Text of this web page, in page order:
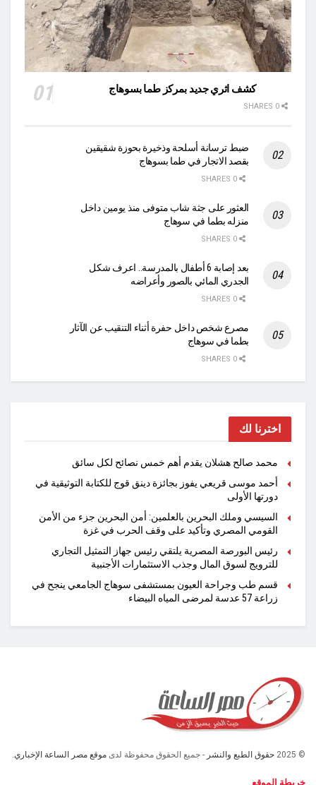
كشف اثري جديد بمركز طما بسوهاج
ضبط ترسانة أسلحة وذخيرة بحوزة شقيقين
بقصد الاتجار في طما بسوهاج
العثور على جثة شاب متوفى منذ يومين داخل
منزله بطما في سوهاج
بعد إصابة 6 أطفال بالمدرسة.. اعرف شكل
الجدري المائي بالصور وأعراضه
مصرع شخص داخل حفرة أثناء التنقيب عن الآثار
بطما في سوهاج
اخترنا لك
محمد صالح هشلان يقدم أهم خمس نصائح لكل سائق
أحمد موسى قريعي يفوز بجائزة دينق قوج للكتابة التوثيقية في
دورتها الأولى
السيسي وملك البحرين بالعلمين: أمن البحرين جزء من الأمن
القومي المصري وتأكيد على وقف الحرب في غزة
رئيس البورصة المصرية يلتقي رئيس جهاز التمثيل التجاري
للترويج لسوق المال وجذب الاستثمارات الأجنبية
قسم طب وجراحة العيون بمستشفى سوهاج الجامعي ينجح في
زراعة 57 عدسة لمرضى المياه البيضاء
© 2025 حقوق الطبع والنشر - جميع الحقوق محفوظة لدى موقع مصر الساعة الإخباري.
خريطة الموقع